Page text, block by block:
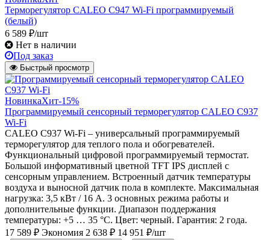
Терморегулятор CALEO C947 Wi-Fi программируемый
(белый)
6 589 ₽/шт
Нет в наличии
Под заказ
Быстрый просмотр
НовинкаХит-15%
Программируемый сенсорный терморегулятор CALEO С937
Wi-Fi
CALEO С937 Wi-Fi – универсальный программируемый
терморегулятор для теплого пола и обогревателей.
Функциональный цифровой программируемый термостат.
Большой информативный цветной TFT IPS дисплей с
сенсорным управлением. Встроенный датчик температуры
воздуха и выносной датчик пола в комплекте. Максимальная
нагрузка: 3,5 кВт / 16 А. 3 основных режима работы и
дополнительные функции. Диапазон поддержания
температуры: +5 … 35 °С. Цвет: черный. Гарантия: 2 года.
17 589 ₽ Экономия 2 638 ₽ 14 951 ₽/шт